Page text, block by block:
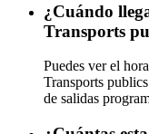
¿Cuándo
Transports
Puedes ver el
Transports
de salidas